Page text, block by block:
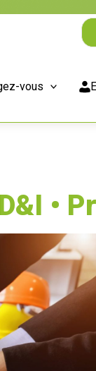
vous
•